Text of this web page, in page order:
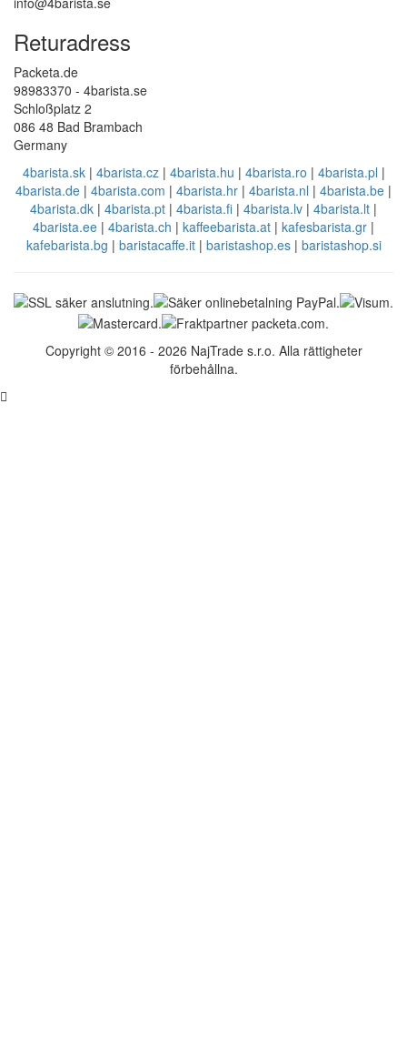
Returadress
Packeta.de
98983370 - 4barista.se
Schloßplatz 2
086 48 Bad Brambach
Germany
4barista.sk| 4barista.cz| 4barista.hu | 4barista.ro | 4barista.pl |
4barista.de | 4barista.com | 4barista.hr | 4barista.nl | 4barista.be |
4barista.dk | 4barista.pt | 4barista.fi | 4barista.lv | 4barista.lt |
4barista.ee | 4barista.ch | kaffeebarista.at | kafesbarista.gr |
kafebarista.bg | baristacaffe.it| baristashop.es| baristashop.si
Copyright © 2016 - 2026 NajTrade s.r.o. Alla rättigheter
förbehållna.